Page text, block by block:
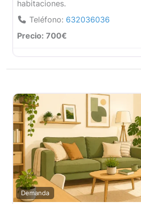
habitaciones.
Teléfono: 632036036
Precio: 700€
Demanda